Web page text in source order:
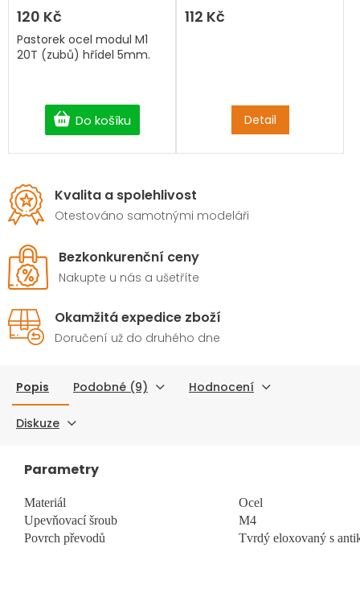
120 Kč
Do košíku
Pastorek ocel modul M1
20T (zubů) hřídel 5mm.
112 Kč
Detail
Kvalita a spolehlivost
Otestováno samotnými modeláři
Bezkonkurenční ceny
Nakupte u nás a ušetříte
Okamžitá expedice zboží
Doručení už do druhého dne
Popis Podobné (9) Hodnocení
Diskuze
Parametry
Materiál
Ocel
Upevňovací šroub
M4
Povrch převodů
Tvrdý eloxovaný s